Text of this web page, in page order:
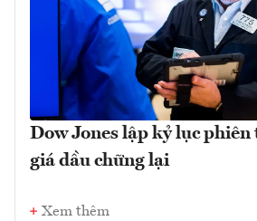
Dow Jones lập kỷ lục
giá dầu chững lại
Xem thêm